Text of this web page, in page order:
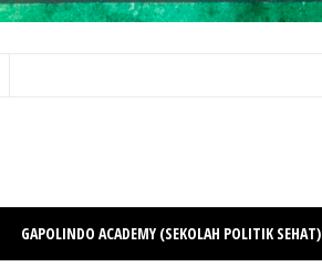
GAPOLINDO ACADEMY (SEKOLAH POLITIK SEHAT)